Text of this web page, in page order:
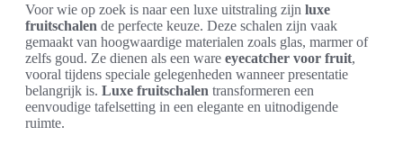
Voor wie op zoek is naar een luxe uitstraling zijn luxe
fruitschalen de perfecte keuze. Deze schalen zijn vaak
gemaakt van hoogwaardige materialen zoals glas, marmer of
zelfs goud. Ze dienen als een ware eyecatcher voor fruit,
vooral tijdens speciale gelegenheden wanneer presentatie
belangrijk is. Luxe fruitschalen transformeren een
eenvoudige tafelsetting in een elegante en uitnodigende
ruimte.